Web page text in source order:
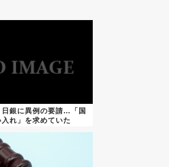
日銀に異例の要請…「国
れ」を求めていた